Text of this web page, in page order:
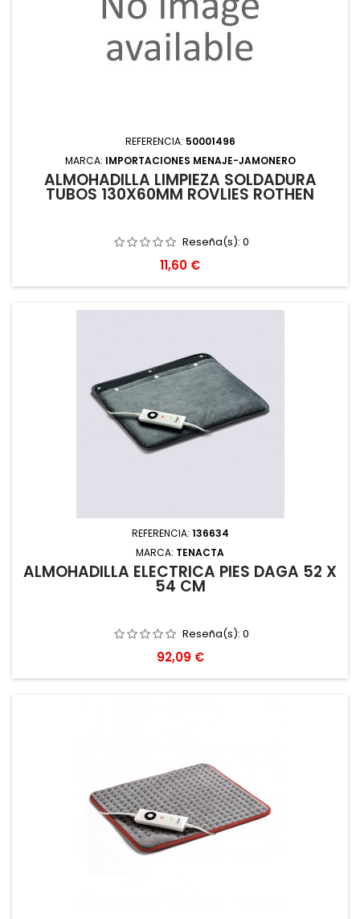
REFERENCIA: 50001496
MARCA: IMPORTACIONES MENAJE-JAMONERO
ALMOHADILLA LIMPIEZA SOLDADURA
TUBOS 130X60MM ROVLIES ROTHEN
Reseña(s): 0
Precio
11,60 €
REFERENCIA: 136634
MARCA: TENACTA
ALMOHADILLA ELECTRICA PIES DAGA 52 X
54 CM
Reseña(s): 0
Precio
92,09 €